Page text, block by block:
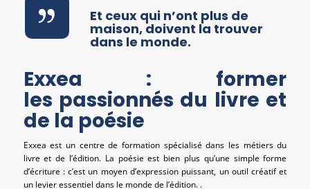
Et ceux qui n’ont plus de
maison, doivent la trouver
dans le monde.
Exxea : former
les passionnés du livre et
de la poésie
Exxea est un centre de formation spécialisé dans les métiers du
livre et de l’édition. La poésie est bien plus qu’une simple forme
d’écriture : c’est un moyen d’expression puissant, un outil créatif et
un levier essentiel dans le monde de l’édition. .